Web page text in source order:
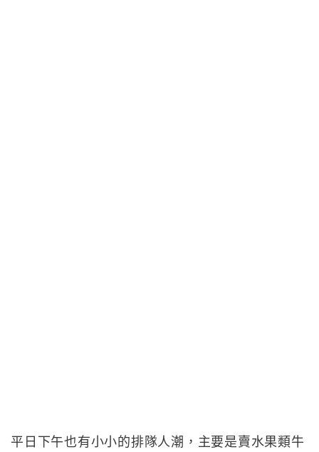
平日下午也有小小的排隊人潮，主要是賣水果類牛